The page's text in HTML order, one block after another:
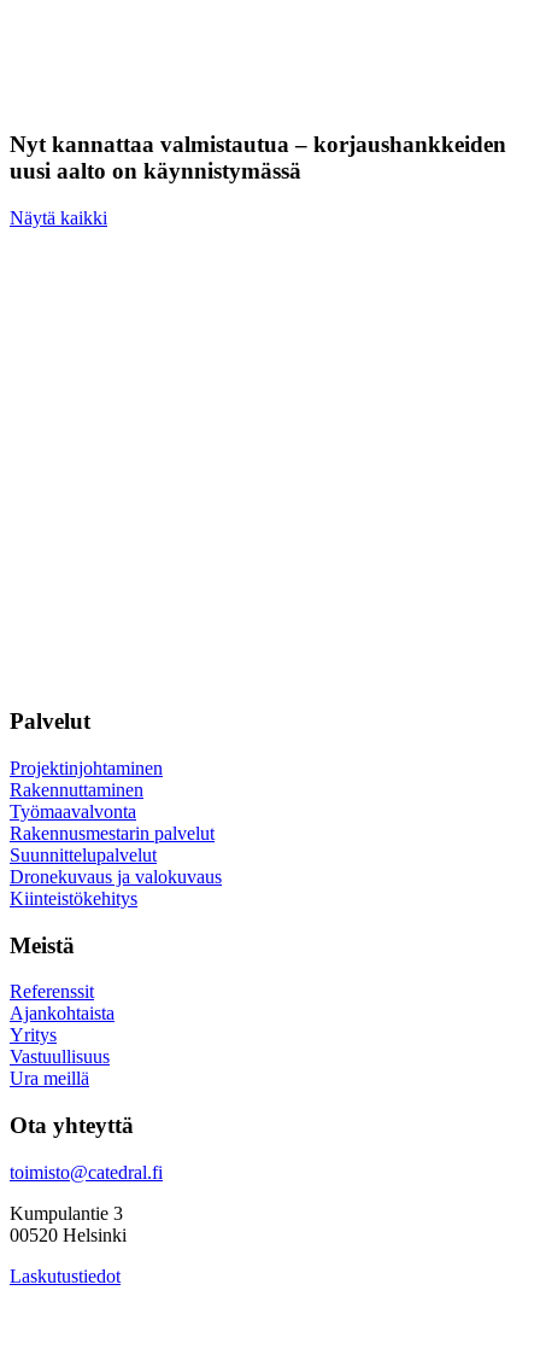
Nyt kannattaa valmistautua – korjaushankkeiden
uusi aalto on käynnistymässä
Näytä kaikki
Palvelut
Projektinjohtaminen
Rakennuttaminen
Työmaavalvonta
Rakennusmestarin palvelut
Suunnittelupalvelut
Dronekuvaus ja valokuvaus
Kiinteistökehitys
Meistä
Referenssit
Ajankohtaista
Yritys
Vastuullisuus
Ura meillä
Ota yhteyttä
toimisto@catedral.fi
Kumpulantie 3
00520 Helsinki
Laskutustiedot